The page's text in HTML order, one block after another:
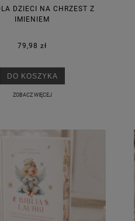
DZIECI NA CHRZEST Z
IMIENIEM
79,98 zł
DO KOSZYKA
ZOBACZ WIĘCEJ